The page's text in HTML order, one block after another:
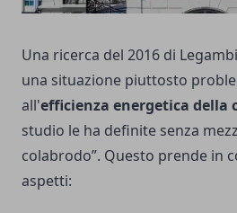
Una ricerca del 2016 di
una situazione piuttosto
all'efficienza energetica della
studio le ha definite senza
colabrodo”. Questo prende in
aspetti: